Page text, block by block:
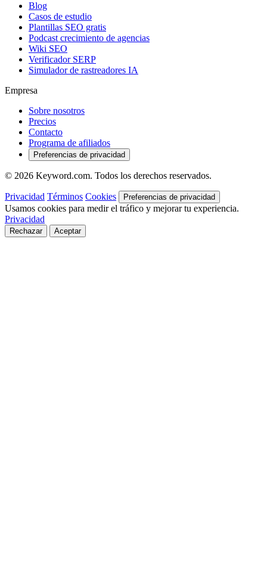
Blog
Casos de estudio
Plantillas SEO gratis
Podcast crecimiento de agencias
Wiki SEO
Verificador SERP
Simulador de rastreadores IA
Empresa
Sobre nosotros
Precios
Contacto
Programa de afiliados
Preferencias de privacidad
© 2026 Keyword.com. Todos los derechos reservados.
Privacidad Términos Cookies Preferencias de privacidad
Usamos cookies para medir el tráfico y mejorar tu experiencia.
Privacidad
Rechazar Aceptar